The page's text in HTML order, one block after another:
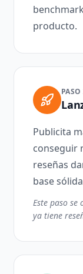
producto.
PASO
Publicita
conseguir
reseñas
base
Este paso
ya tiene